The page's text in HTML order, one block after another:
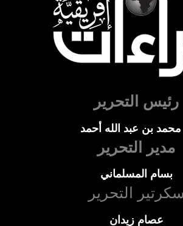
رئيس التحرير
بن عبد الله أحمد
مدير التحرير
بسام المسلماني
سكرتير التحرير
عصام زيدان